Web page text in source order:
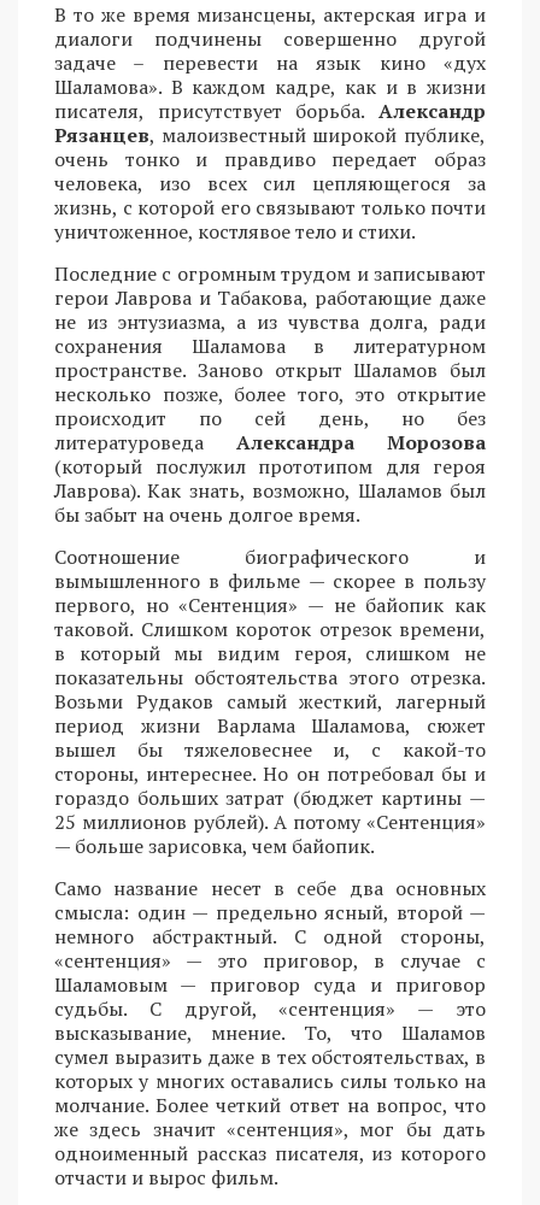
В то же время мизансцены, актерская игра и
диалоги подчинены совершенно другой
задаче – перевести на язык кино «дух
Шаламова». В каждом кадре, как и в жизни
писателя, присутствует борьба. Александр
Рязанцев, малоизвестный широкой публике,
очень тонко и правдиво передает образ
человека, изо всех сил цепляющегося за
жизнь, с которой его связывают только почти
уничтоженное, костлявое тело и стихи.
Последние с огромным трудом и записывают
герои Лаврова и Табакова, работающие даже
не из энтузиазма, а из чувства долга, ради
сохранения Шаламова в литературном
пространстве. Заново открыт Шаламов был
несколько позже, более того, это открытие
происходит по сей день, но без
литературоведа Александра Морозова
(который послужил прототипом для героя
Лаврова). Как знать, возможно, Шаламов был
бы забыт на очень долгое время.
Соотношение биографического и
вымышленного в фильме — скорее в пользу
первого, но «Сентенция» — не байопик как
таковой. Слишком короток отрезок времени,
в который мы видим героя, слишком не
показательны обстоятельства этого отрезка.
Возьми Рудаков самый жесткий, лагерный
период жизни Варлама Шаламова, сюжет
вышел бы тяжеловеснее и, с какой-то
стороны, интереснее. Но он потребовал бы и
гораздо больших затрат (бюджет картины —
25 миллионов рублей). А потому «Сентенция»
— больше зарисовка, чем байопик.
Само название несет в себе два основных
смысла: один — предельно ясный, второй —
немного абстрактный. С одной стороны,
«сентенция» — это приговор, в случае с
Шаламовым — приговор суда и приговор
судьбы. С другой, «сентенция» — это
высказывание, мнение. То, что Шаламов
сумел выразить даже в тех обстоятельствах, в
которых у многих оставались силы только на
молчание. Более четкий ответ на вопрос, что
же здесь значит «сентенция», мог бы дать
одноименный рассказ писателя, из которого
отчасти и вырос фильм.